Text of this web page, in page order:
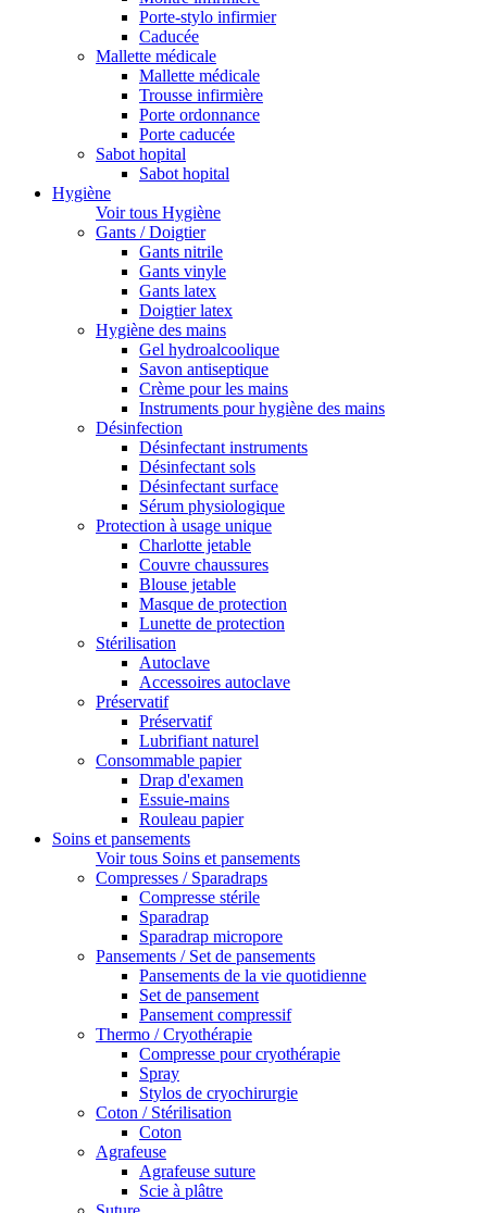
Porte-stylo infirmier
Caducée
Mallette médicale
Mallette médicale
Trousse infirmière
Porte ordonnance
Porte caducée
Sabot hopital
Sabot hopital
Hygiène
Voir tous Hygiène
Gants / Doigtier
Gants nitrile
Gants vinyle
Gants latex
Doigtier latex
Hygiène des mains
Gel hydroalcoolique
Savon antiseptique
Crème pour les mains
Instruments pour hygiène des mains
Désinfection
Désinfectant instruments
Désinfectant sols
Désinfectant surface
Sérum physiologique
Protection à usage unique
Charlotte jetable
Couvre chaussures
Blouse jetable
Masque de protection
Lunette de protection
Stérilisation
Autoclave
Accessoires autoclave
Préservatif
Préservatif
Lubrifiant naturel
Consommable papier
Drap d'examen
Essuie-mains
Rouleau papier
Soins et pansements
Voir tous Soins et pansements
Compresses / Sparadraps
Compresse stérile
Sparadrap
Sparadrap micropore
Pansements / Set de pansements
Pansements de la vie quotidienne
Set de pansement
Pansement compressif
Thermo / Cryothérapie
Compresse pour cryothérapie
Spray
Stylos de cryochirurgie
Coton / Stérilisation
Coton
Agrafeuse
Agrafeuse suture
Scie à plâtre